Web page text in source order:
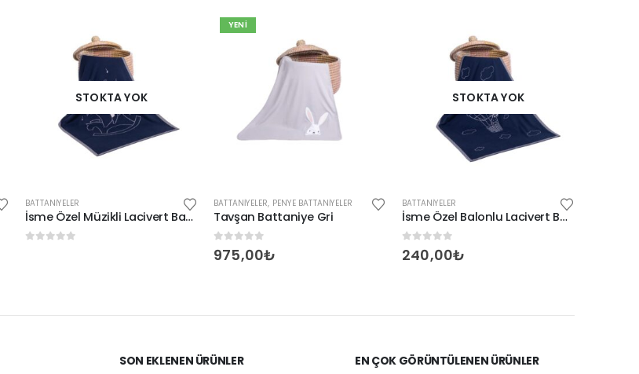
STOKTA YOK
BATTANIYELER
İsme Özel Müzikli Lacivert Battaniye
YENI
BATTANIYELER, PENYE BATTANIYELER
Tavşan Battaniye Gri
0 out of 5
975,00₺
STOKTA YOK
BATTANIYELER
İsme Özel Balonlu Lacivert Battaniye
0 out of 5
240,00₺
SON EKLENEN ÜRÜNLER EN ÇOK GÖRÜNTÜLENEN ÜRÜNLER